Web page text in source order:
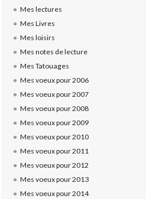
Mes lectures
Mes Livres
Mes loisirs
Mes notes de lecture
Mes Tatouages
Mes voeux pour 2006
Mes voeux pour 2007
Mes voeux pour 2008
Mes voeux pour 2009
Mes voeux pour 2010
Mes voeux pour 2011
Mes voeux pour 2012
Mes voeux pour 2013
Mes voeux pour 2014